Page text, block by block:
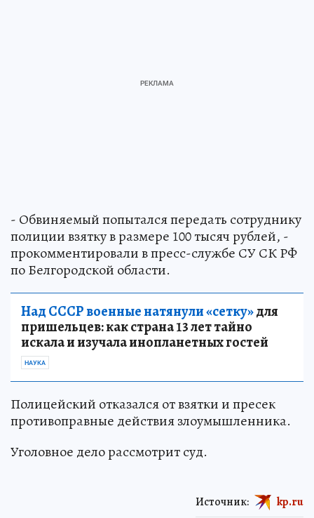
- Обвиняемый попытался передать сотруднику
полиции взятку в размере 100 тысяч рублей, -
прокомментировали в пресс-службе СУ СК РФ
по Белгородской области.
Над СССР военные натянули «сетку»для
пришельцев: как страна 13 лет тайно
искала и изучала инопланетных гостей
НАУКА
Полицейский отказался от взятки и пресек
противоправные действия злоумышленника.
Уголовное дело рассмотрит суд.
Источник: kp.ru